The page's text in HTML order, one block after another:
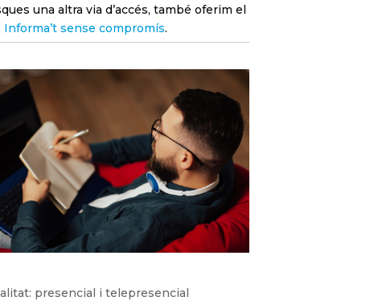
una altra via d’accés, també oferim el
Informa’t sense compromís.
presencial i telepresencial